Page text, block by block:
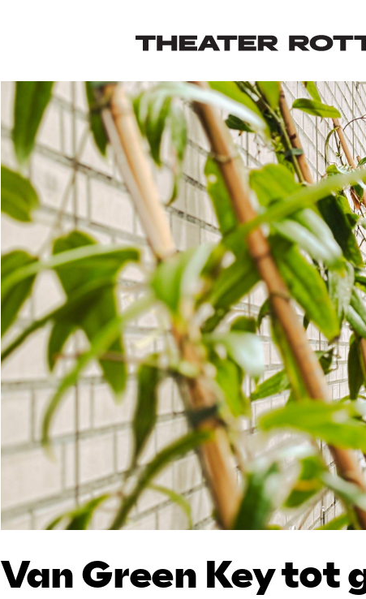
Van Green Key tot